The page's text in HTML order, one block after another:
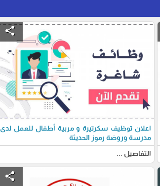
share
اعلان توظيف سكرتيرة و مربية أطفال للعمل لدى
مدرسة وروضة رموز الحديثة
التفاصيل ...
share